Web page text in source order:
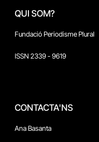
QUI SOM?
Fundació Periodisme Plural
ISSN 2339 - 9619
CONTACTA'NS
Ana Basanta